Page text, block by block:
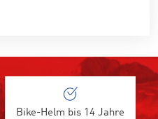
Bike-Helm bis 14 Jahre